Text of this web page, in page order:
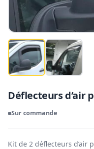
Déflecteurs d’air
Sur commande
Kit de 2 déflecteurs d’air